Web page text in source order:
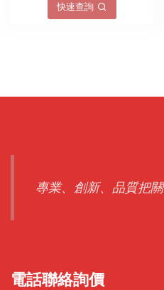
快速查詢
專業、創新、品質把關
電話聯絡詢價